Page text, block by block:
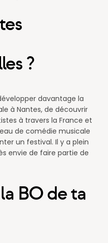
?
davantage la
à Nantes, de découvrir
à travers la France et
de comédie musicale
un festival. Il y a plein
envie de faire partie de
BO de ta